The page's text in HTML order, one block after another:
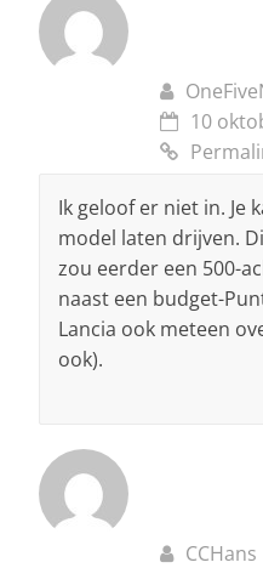
10
Ik geloof er niet in. Je
model laten drijven.
zou eerder een 500-
naast een budget-
Lancia ook meteen
ook).
CCHans